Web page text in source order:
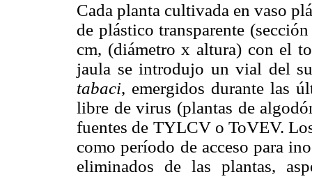
Cada planta cultivada en vaso
de plástico transparente
cm, (diámetro x altura) con el
jaula se introdujo un vial del
tabaci, emergidos durante las
libre de virus (plantas de
fuentes de TYLCV o ToVEV.
como período de acceso para
eliminados de las plantas,